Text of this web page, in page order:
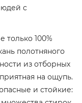
с
только 100%
полотняного
из отборных
на ощупь.
и стойкие: